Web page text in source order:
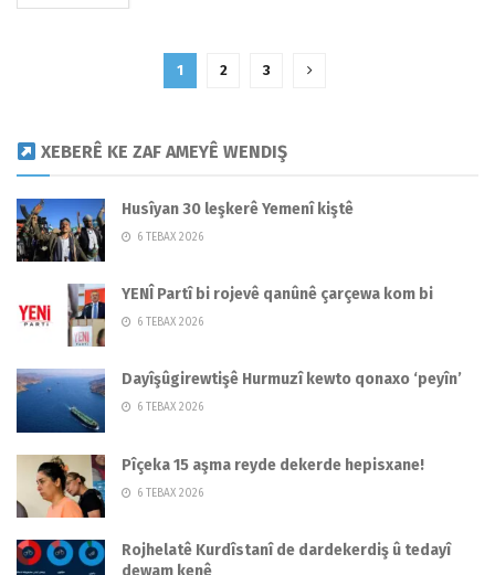
1 2 3
XEBERÊ KE ZAF AMEYÊ WENDIŞ
Husîyan 30 leşkerê Yemenî kiştê
6 TEBAX 2026
YENÎ Partî bi rojevê qanûnê çarçewa kom bi
6 TEBAX 2026
Dayîşûgirewtişê Hurmuzî kewto qonaxo ‘peyîn’
6 TEBAX 2026
Pîçeka 15 aşma reyde dekerde hepisxane!
6 TEBAX 2026
Rojhelatê Kurdîstanî de dardekerdiş û tedayî
dewam kenê